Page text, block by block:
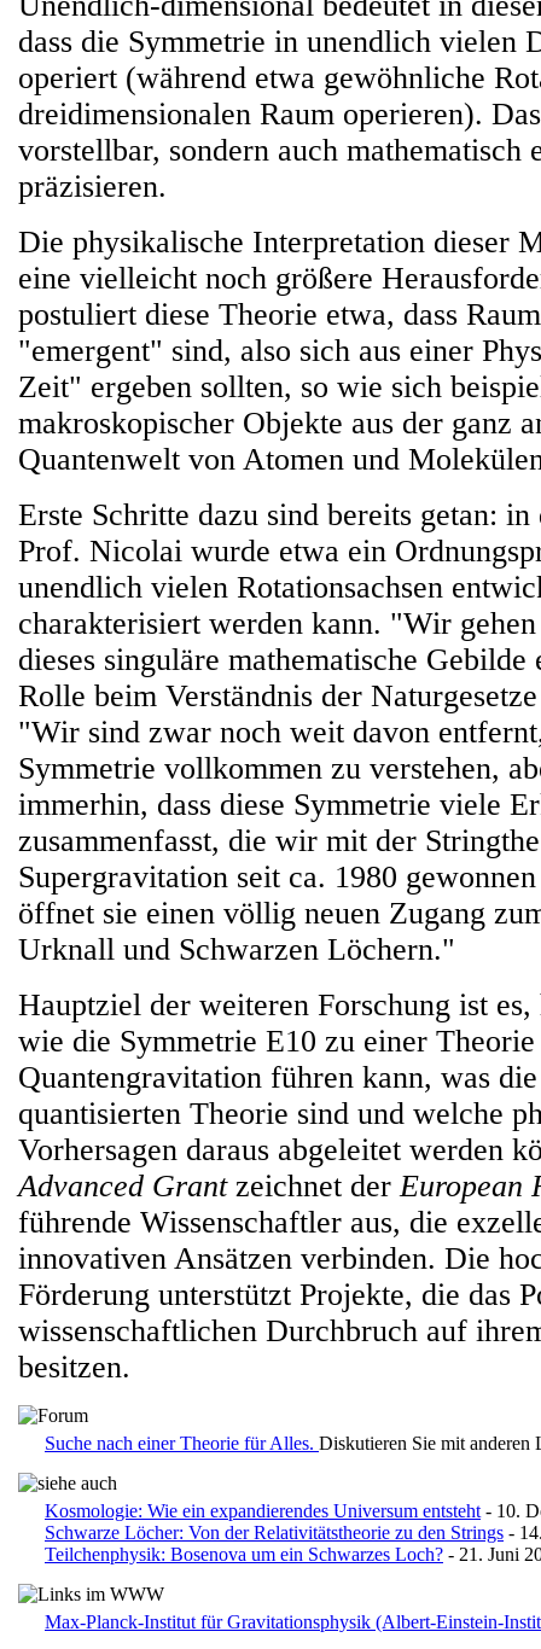
dass die Symmetrie in unendlich vielen
operiert (während etwa gewöhnliche
dreidimensionalen Raum operieren).
vorstellbar, sondern auch mathematisch
präzisieren.
Die physikalische Interpretation dieser
eine vielleicht noch größere
postuliert diese Theorie etwa, dass
"emergent" sind, also sich aus einer
Zeit" ergeben sollten, so wie sich
makroskopischer Objekte aus der ganz
Quantenwelt von Atomen und
Erste Schritte dazu sind bereits getan:
Prof. Nicolai wurde etwa ein
unendlich vielen Rotationsachsen
charakterisiert werden kann. "Wir gehen
dieses singuläre mathematische Gebilde
Rolle beim Verständnis der
"Wir sind zwar noch weit davon
Symmetrie vollkommen zu verstehen,
immerhin, dass diese Symmetrie viele
zusammenfasst, die wir mit der
Supergravitation seit ca. 1980
öffnet sie einen völlig neuen Zugang
Urknall und Schwarzen Löchern."
Hauptziel der weiteren Forschung ist
wie die Symmetrie E10 zu einer
Quantengravitation führen kann, was
quantisierten Theorie sind und welche
Vorhersagen daraus abgeleitet werden
Advanced Grantzeichnet der European
führende Wissenschaftler aus, die
innovativen Ansätzen verbinden. Die
Förderung unterstützt Projekte, die das
wissenschaftlichen Durchbruch auf
besitzen.
Suche nach einer Theorie für Alles. Diskutieren Sie mit anderen
Kosmologie: Wie ein expandierendes Universum entsteht - 10.
Schwarze Löcher: Von der Relativitätstheorie zu den Strings -
Teilchenphysik: Bosenova um ein Schwarzes Loch? - 21. Juni
Max-Planck-Institut für Gravitationsphysik (Albert-Einstein-